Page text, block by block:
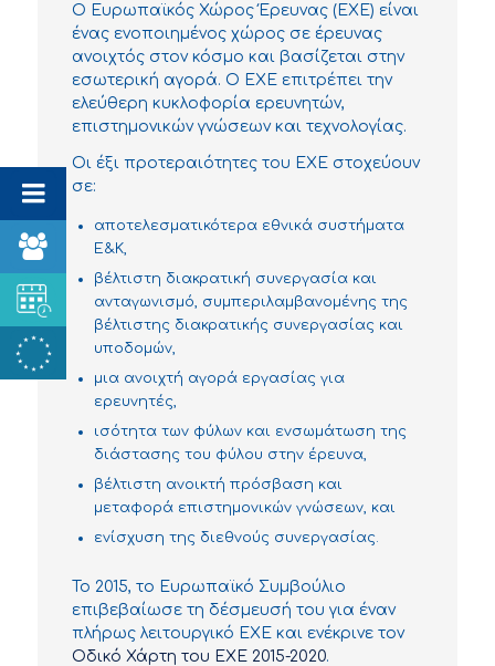
Ο Ευρωπαϊκός Χώρος Έρευνας (ΕΧΕ) είναι
ένας ενοποιημένος χώρος σε έρευνας
ανοιχτός στον κόσμο και βασίζεται στην
εσωτερική αγορά. Ο ΕΧΕ επιτρέπει την
ελεύθερη κυκλοφορία ερευνητών,
επιστημονικών γνώσεων και τεχνολογίας.
Οι έξι προτεραιότητες του ΕΧΕ στοχεύουν
σε:
αποτελεσματικότερα εθνικά συστήματα
Ε&Κ,
βέλτιστη διακρατική συνεργασία και
ανταγωνισμό, συμπεριλαμβανομένης της
βέλτιστης διακρατικής συνεργασίας και
υποδομών,
μια ανοιχτή αγορά εργασίας για
ερευνητές,
ισότητα των φύλων και ενσωμάτωση της
διάστασης του φύλου στην έρευνα,
βέλτιστη ανοικτή πρόσβαση και
μεταφορά επιστημονικών γνώσεων, και
ενίσχυση της διεθνούς συνεργασίας.
Το 2015, το Ευρωπαϊκό Συμβούλιο
επιβεβαίωσε τη δέσμευσή του για έναν
πλήρως λειτουργικό ΕΧΕ και ενέκρινε τον
Οδικό Χάρτη του ΕΧΕ 2015-2020.